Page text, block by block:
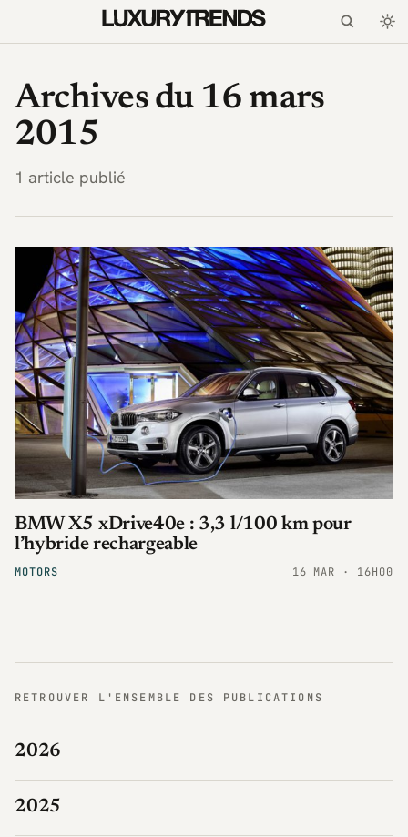
Archives du 16 mars
2015
1 article publié
MOTORS
BMW X5 xDrive40e : 3,3 l/100 km pour
l’hybride rechargeable
16 MAR · 16H00
RETROUVER L'ENSEMBLE DES PUBLICATIONS
2026
2025